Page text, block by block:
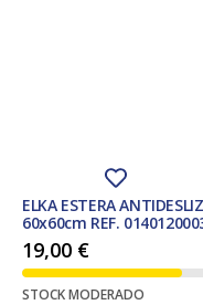
ELKA ESTERA
60x60cm REF.
19,00 €
STOCK MODERADO